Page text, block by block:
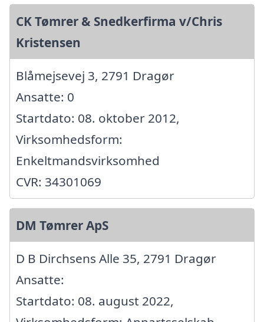
CK Tømrer & Snedkerfirma v/Chris
Kristensen
Blåmejsevej 3, 2791 Dragør
Ansatte: 0
Startdato: 08. oktober 2012,
Virksomhedsform:
Enkeltmandsvirksomhed
CVR: 34301069
DM Tømrer ApS
D B Dirchsens Alle 35, 2791 Dragør
Ansatte:
Startdato: 08. august 2022,